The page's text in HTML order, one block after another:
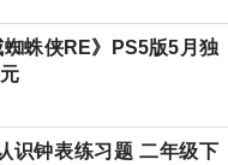
蛛侠RE》PS5版5月独
识钟表练习题 二年级下